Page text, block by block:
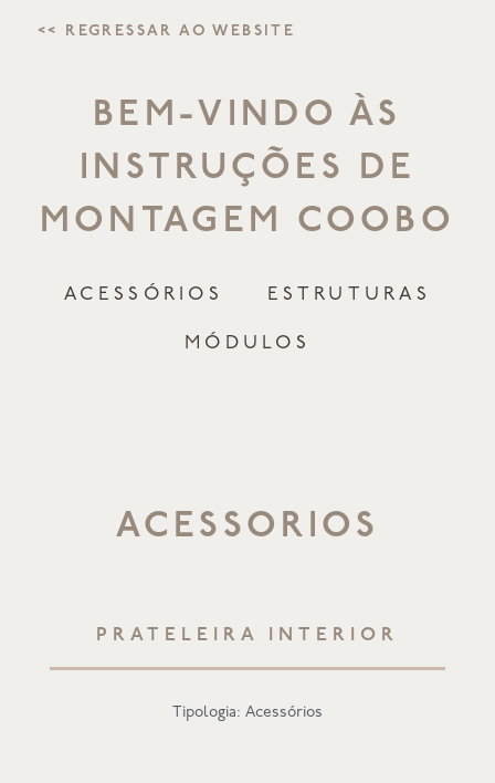
<< REGRESSAR AO WEBSITE
BEM-VINDO ÀS
INSTRUÇÕES DE
MONTAGEM COOBO
ACESSÓRIOS ESTRUTURAS
MÓDULOS
ACESSORIOS
PRATELEIRA INTERIOR
Tipologia: Acessórios